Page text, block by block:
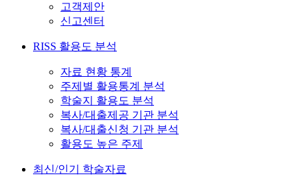
고객제안
신고센터
RISS 활용도 분석
자료 현황 통계
주제별 활용통계 분석
학술지 활용도 분석
복사/대출제공 기관 분석
복사/대출신청 기관 분석
활용도 높은 주제
최신/인기 학술자료